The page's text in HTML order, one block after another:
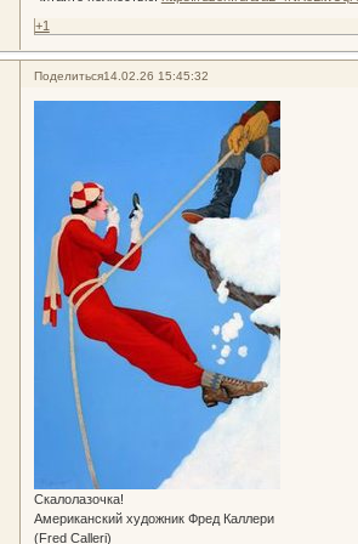
+1
Поделиться14.02.26 15:45:32
Скалолазочка!
Американский художник Фред Каллери
(Fred Calleri)